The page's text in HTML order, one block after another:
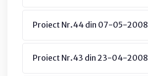
Proiect Nr.44 din 07-05-2008
Proiect Nr.43 din 23-04-2008